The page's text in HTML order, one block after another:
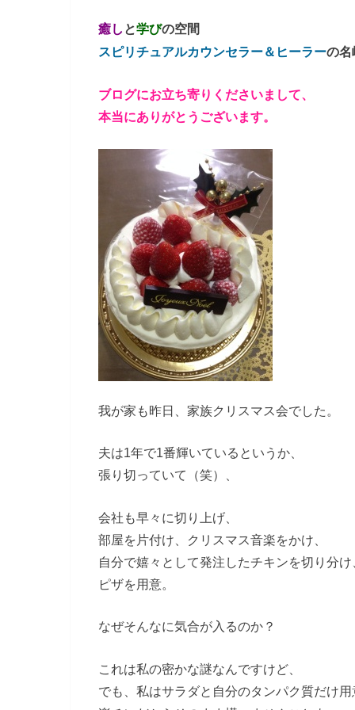
癒し と学びの空間
スピリチュアルカウンセラー＆ヒーラーの名
ブログにお立ち寄りくださいまして、
本当にありがとうございます。
我が家も昨日、家族クリスマス会でした。
夫は1年で1番輝いているというか、
張り切っていて（笑）、
会社も早々に切り上げ、
部屋を片付け、クリスマス音楽をかけ、
自分で嬉々として発注したチキンを切り分け
ピザを用意。
なぜそんなに気合が入るのか？
これは私の密かな謎なんですけど、
でも、私はサラダと自分のタンパク質だけ用